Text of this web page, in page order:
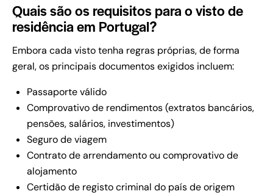
Quais são os requisitos para o visto de
residência em Portugal?
Embora cada visto tenha regras próprias, de forma
geral, os principais documentos exigidos incluem:
Passaporte válido
Comprovativo de rendimentos (extratos bancários,
pensões, salários, investimentos)
Seguro de viagem
Contrato de arrendamento ou comprovativo de
alojamento
Certidão de registo criminal do país de origem